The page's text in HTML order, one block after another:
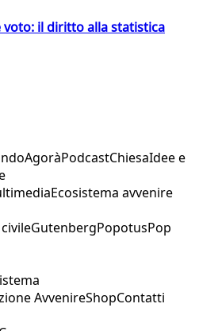
voto: il diritto alla statistica
AgoràPodcastChiesaIdee e
Ecosistema avvenire
GutenbergPopotusPop
AvvenireShopContatti